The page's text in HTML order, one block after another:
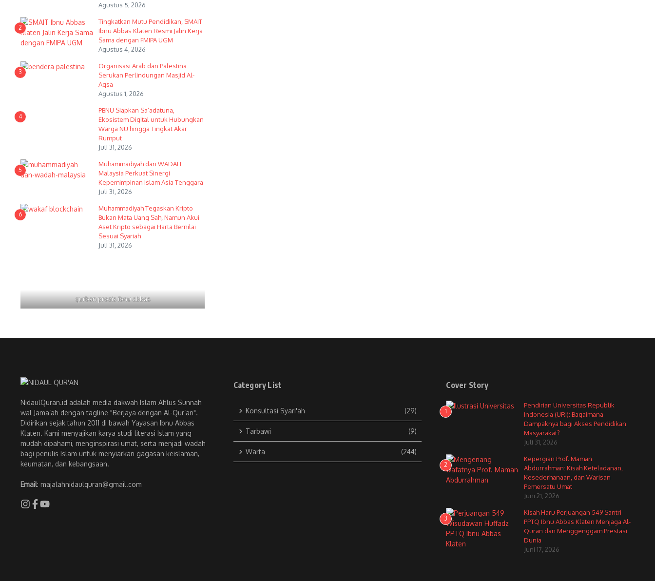
Agustus 5, 2026
2
Tingkatkan Mutu Pendidikan, SMAIT
Ibnu Abbas Klaten Resmi Jalin Kerja
Sama dengan FMIPA UGM
Agustus 4, 2026
3
Organisasi Arab dan Palestina
Serukan Perlindungan Masjid Al-
Aqsa
Agustus 1, 2026
4
PBNU Siapkan Sa’adatuna,
Ekosistem Digital untuk Hubungkan
Warga NU hingga Tingkat Akar
Rumput
Juli 31, 2026
5
Muhammadiyah dan WADAH
Malaysia Perkuat Sinergi
Kepemimpinan Islam Asia Tenggara
Juli 31, 2026
6
Muhammadiyah Tegaskan Kripto
Bukan Mata Uang Sah, Namun Akui
Aset Kripto sebagai Harta Bernilai
Sesuai Syariah
Juli 31, 2026
qurban prozis ibnu abbas
NidaulQuran.id adalah media dakwah Islam Ahlus Sunnah
wal Jama’ah dengan tagline "Berjaya dengan Al-Qur’an".
Didirikan sejak tahun 2011 di bawah Yayasan Ibnu Abbas
Klaten. Kami menyajikan karya studi literasi Islam yang
mudah dipahami, menginspirasi umat, serta menjadi wadah
bagi penulis Islam untuk menyiarkan gagasan keislaman,
keumatan, dan kebangsaan.
Email: majalahnidaulquran@gmail.com
Category List
Konsultasi Syari'ah (29)
Tarbawi (9)
Warta (244)
Cover Story
1
Pendirian Universitas Republik
Indonesia (URI): Bagaimana
Dampaknya bagi Akses Pendidikan
Masyarakat?
Juli 31, 2026
2
Kepergian Prof. Maman
Abdurrahman: Kisah Keteladanan,
Kesederhanaan, dan Warisan
Pemersatu Umat
Juni 21, 2026
3
Kisah Haru Perjuangan 549 Santri
PPTQ Ibnu Abbas Klaten Menjaga Al-
Quran dan Menggenggam Prestasi
Dunia
Juni 17, 2026